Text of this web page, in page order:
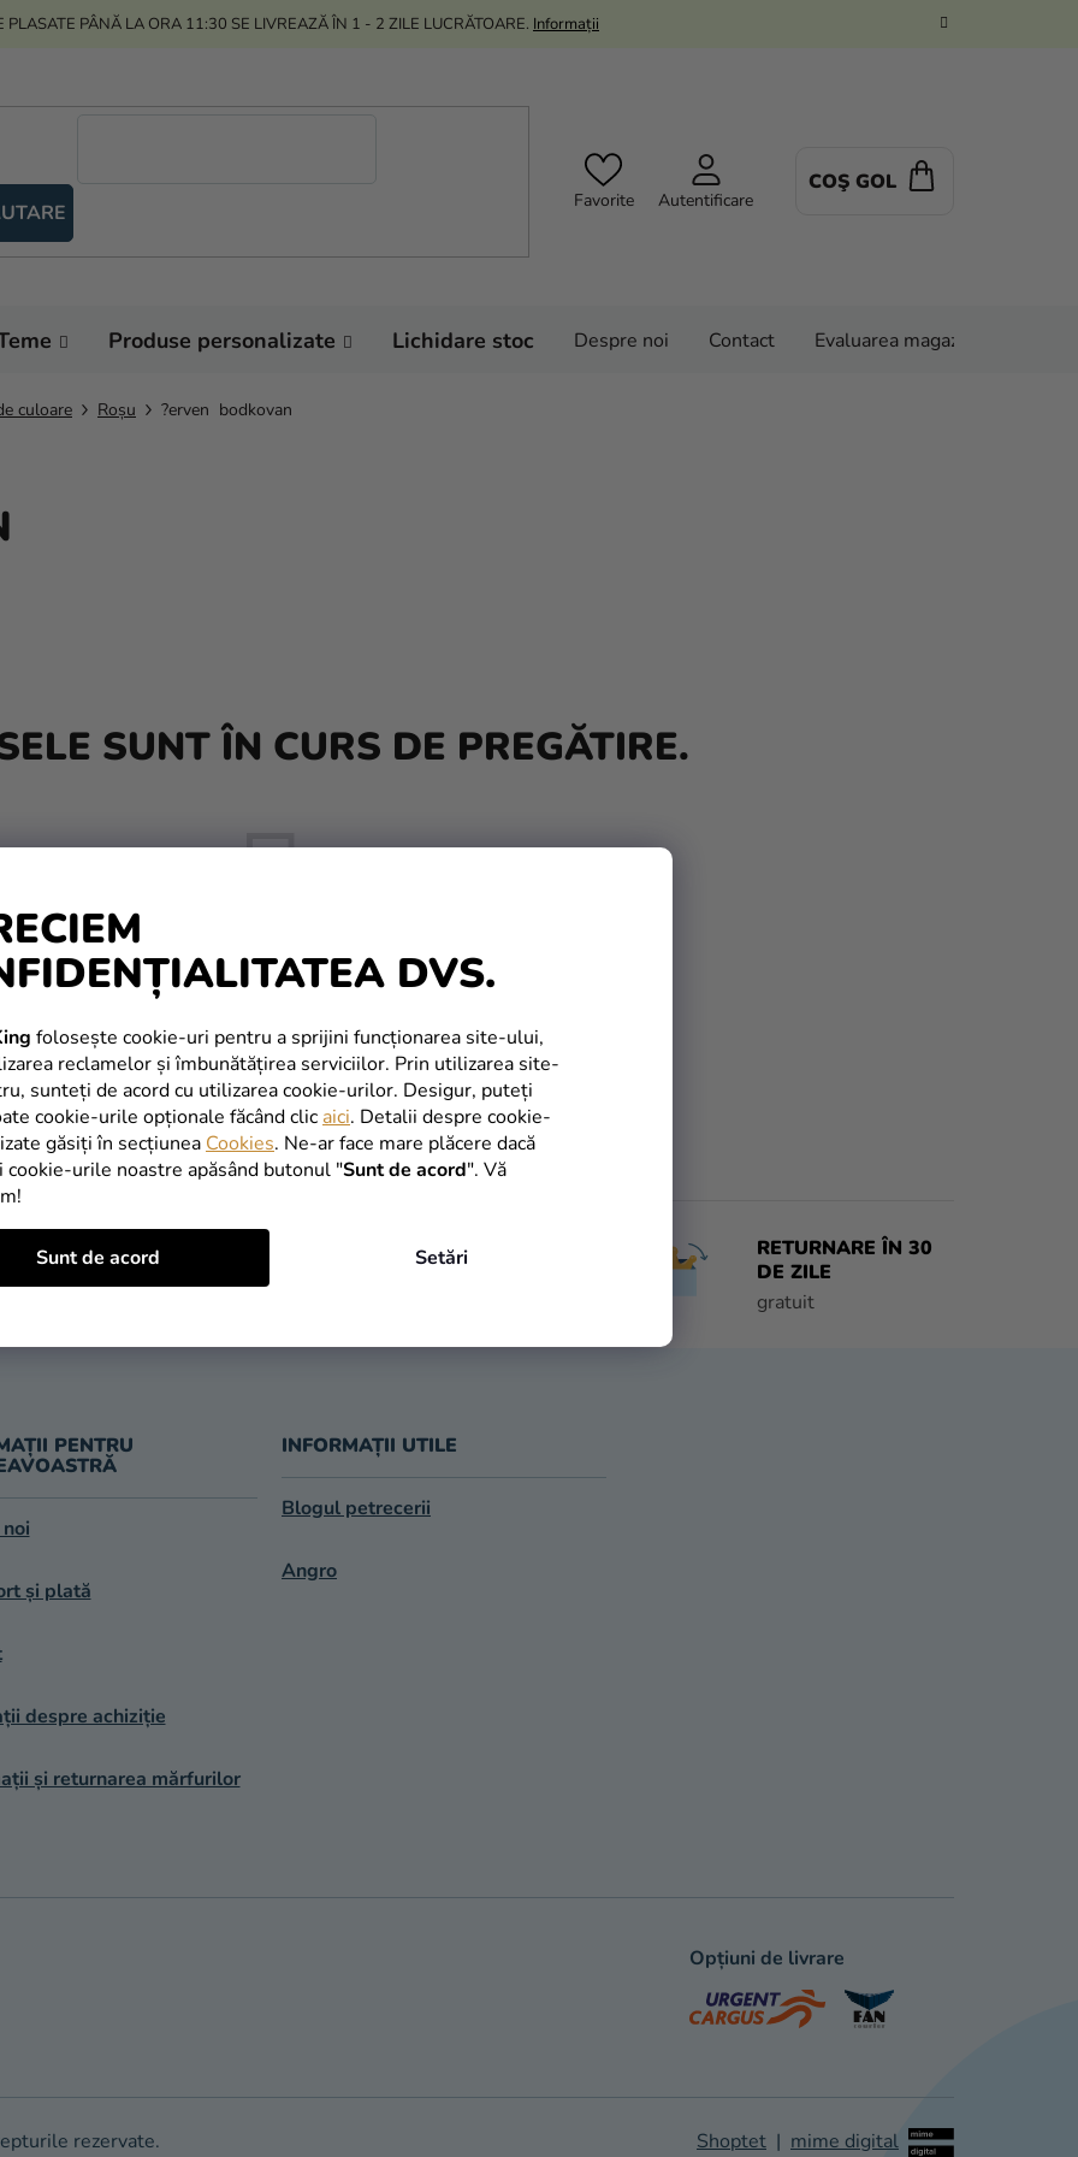
DVS.
folosește cookie-uri pentru a sprijini funcționarea site-ului,
reclamelor și îmbunătățirea serviciilor. Prin utilizarea site-
sunteți de acord cu utilizarea cookie-urilor. Desigur, puteți
cookie-urile opționale făcând clic aici. Detalii despre cookie-
găsiți în secțiunea Cookies. Ne-ar face mare plăcere dacă
cookie-urile noastre apăsând butonul "Sunt de acord". Vă
Setări
Sunt de acord
PLASATE PÂNĂ LA ORA 11:30 SE LIVREAZĂ ÎN 1 - 2 ZILE LUCRĂTOARE. Informații
Favorite Autentificare
COŞ GOL
Produse personalizate Lichidare stoc Despre noi Contact Evaluarea magazinului
culoare Roșu ?erven bodkovan
SUNT ÎN CURS DE PREGĂTIRE.
Dar puteţi vizualiza alte categorii.
INAPOI ÎN MAGAZIN
TRANSPORT
GRATUIT
LIVRARE ÎN 1 ZI
RETURNARE ÎN 30
DE ZILE
gratuit
PENTRU
și plată
despre achiziție
și returnarea mărfurilor
INFORMAȚII UTILE
Blogul petrecerii
Angro
Opțiuni de livrare
Shoptet | mime digital
rezervate.